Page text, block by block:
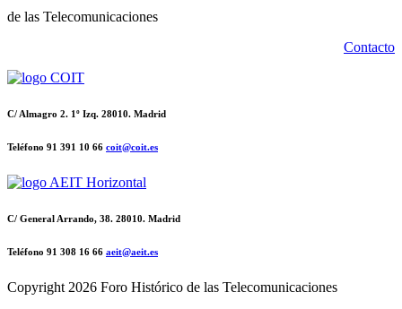
de las Telecomunicaciones
Contacto
C/ Almagro 2. 1º Izq. 28010. Madrid
Teléfono 91 391 10 66 coit@coit.es
C/ General Arrando, 38. 28010. Madrid
Teléfono 91 308 16 66 aeit@aeit.es
Copyright 2026 Foro Histórico de las Telecomunicaciones